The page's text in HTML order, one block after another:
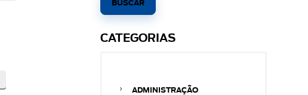
CATEGORIAS
ADMINISTRAÇÃO